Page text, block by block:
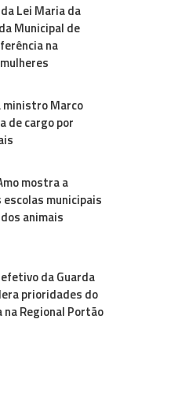
Lei Maria da
Municipal de
na
ministro Marco
de cargo por
mostra a
municipais
animais
da Guarda
prioridades do
na Regional Portão